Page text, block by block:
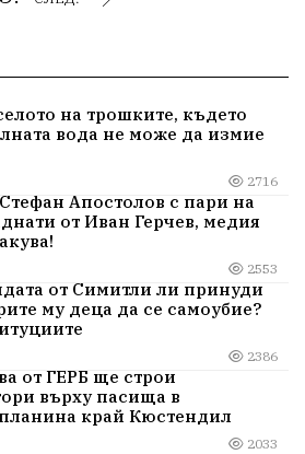
на трошките, където
вода не може да измие
2716
Апостолов с пари на
от Иван Герчев, медия
2553
от Симитли ли принуди
му деца да се самоубие?
2386
от ГЕРБ ще строи
върху пасища в
край Кюстендил
2033